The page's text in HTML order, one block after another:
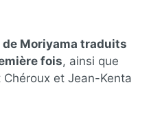
Moriyama traduits
fois, ainsi que
et Jean-Kenta